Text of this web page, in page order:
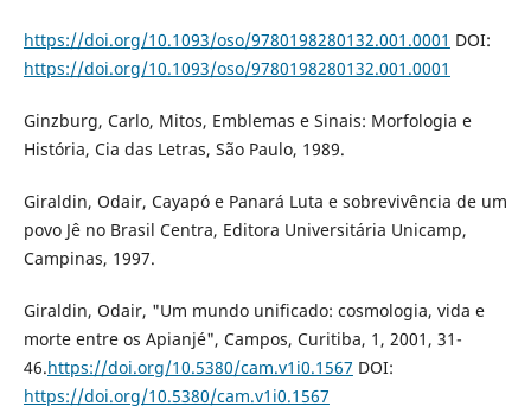
https://doi.org/10.1093/oso/9780198280132.001.0001 DOI:
https://doi.org/10.1093/oso/9780198280132.001.0001
Ginzburg, Carlo, Mitos, Emblemas e Sinais: Morfologia e
História, Cia das Letras, São Paulo, 1989.
Giraldin, Odair, Cayapó e Panará Luta e sobrevivência de um
povo Jê no Brasil Centra, Editora Universitária Unicamp,
Campinas, 1997.
Giraldin, Odair, "Um mundo unificado: cosmologia, vida e
morte entre os Apianjé", Campos, Curitiba, 1, 2001, 31-
46.https://doi.org/10.5380/cam.v1i0.1567 DOI:
https://doi.org/10.5380/cam.v1i0.1567